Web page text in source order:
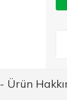
- Ürün